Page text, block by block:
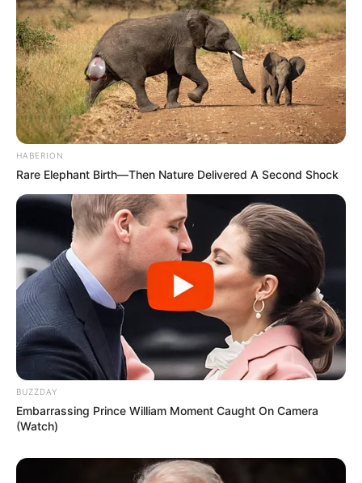
HABERION
Rare Elephant Birth—Then Nature Delivered A Second Shock
BUZZDAY
Embarrassing Prince William Moment Caught On Camera
(Watch)